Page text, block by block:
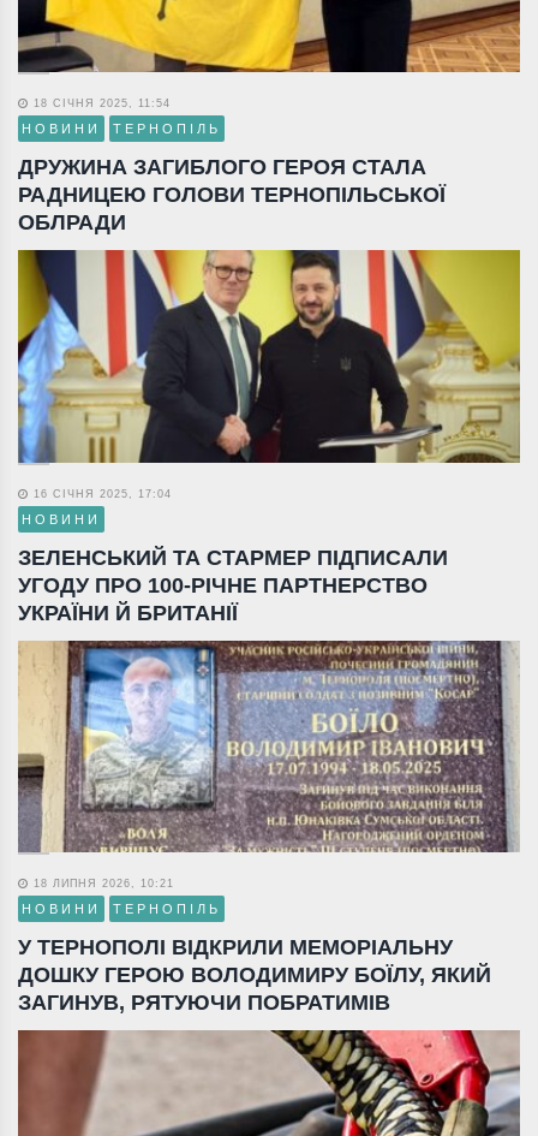
18 СІЧНЯ 2025, 11:54
НОВИНИ ТЕРНОПІЛЬ
ДРУЖИНА ЗАГИБЛОГО ГЕРОЯ СТАЛА
РАДНИЦЕЮ ГОЛОВИ ТЕРНОПІЛЬСЬКОЇ
ОБЛРАДИ
16 СІЧНЯ 2025, 17:04
НОВИНИ
ЗЕЛЕНСЬКИЙ ТА СТАРМЕР ПІДПИСАЛИ
УГОДУ ПРО 100-РІЧНЕ ПАРТНЕРСТВО
УКРАЇНИ Й БРИТАНІЇ
18 ЛИПНЯ 2026, 10:21
НОВИНИ ТЕРНОПІЛЬ
У ТЕРНОПОЛІ ВІДКРИЛИ МЕМОРІАЛЬНУ
ДОШКУ ГЕРОЮ ВОЛОДИМИРУ БОЇЛУ, ЯКИЙ
ЗАГИНУВ, РЯТУЮЧИ ПОБРАТИМІВ